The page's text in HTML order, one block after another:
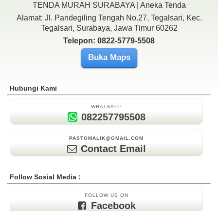
TENDA MURAH SURABAYA | Aneka Tenda
Alamat: Jl. Pandegiling Tengah No.27, Tegalsari, Kec.
Tegalsari, Surabaya, Jawa Timur 60262
Telepon: 0822-5779-5508
Buka Maps
Hubungi Kami
WHATSAPP
082257795508
PASTOMALIK@GMAIL.COM
Contact Email
Follow Sosial Media :
FOLLOW US ON
Facebook